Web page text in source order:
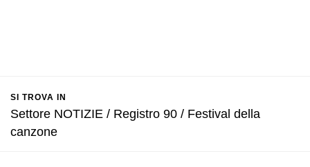
SI TROVA IN
Settore NOTIZIE / Registro 90 / Festival della
canzone